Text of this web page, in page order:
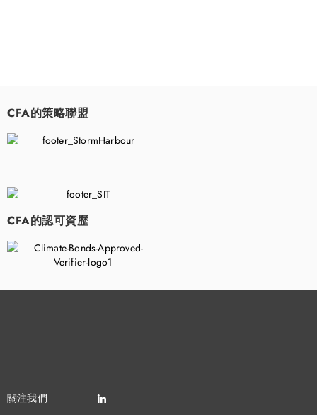
CFA的策略聯盟
CFA的認可資歷